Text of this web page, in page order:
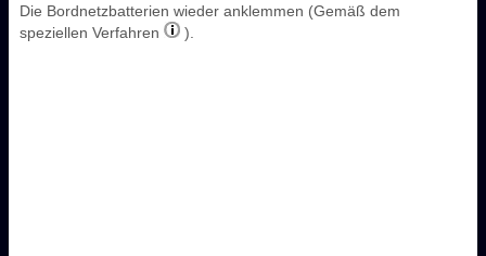
Die Bordnetzbatterien wieder anklemmen (Gemäß dem
speziellen Verfahren
).